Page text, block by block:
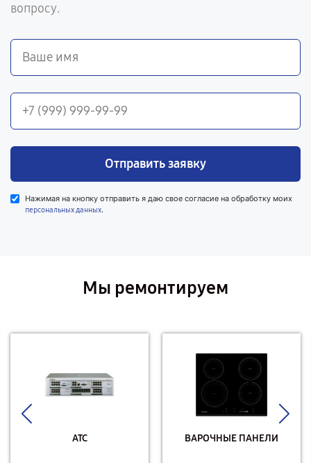
вопросу.
Отправить заявку
Нажимая на кнопку отправить я даю свое согласие на обработку моих
персональных данных.
Мы ремонтируем
АТС ВАРОЧНЫЕ ПАНЕЛИ